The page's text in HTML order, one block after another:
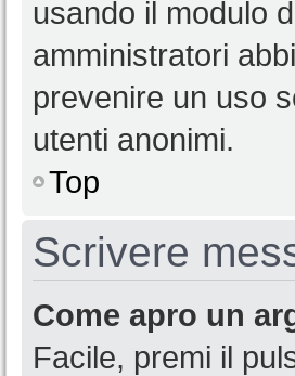
usando il modulo
amministratori
prevenire un uso
utenti anonimi.
Top
Scrivere
Come apro un
Facile, premi il